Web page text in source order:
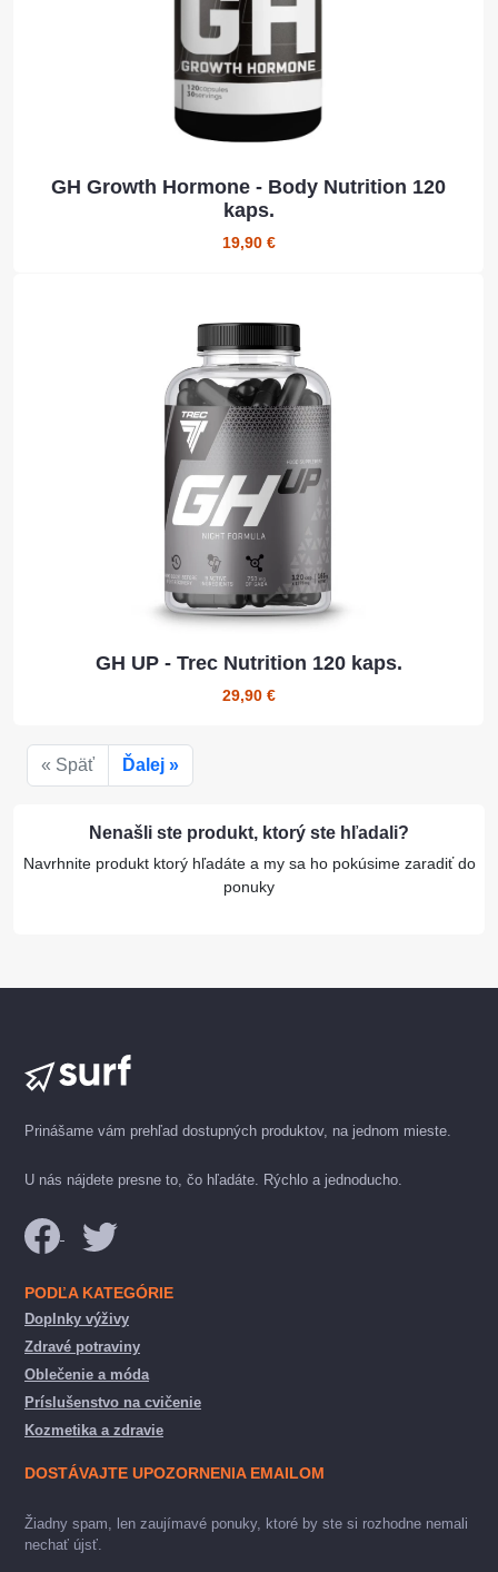
GH Growth Hormone - Body Nutrition 120
kaps.
19,90 €
GH UP - Trec Nutrition 120 kaps.
29,90 €
« Späť Ďalej »
Nenašli ste produkt, ktorý ste hľadali?
Navrhnite produkt ktorý hľadáte a my sa ho pokúsime zaradiť do
ponuky
Prinášame vám prehľad dostupných produktov, na jednom mieste.
U nás nájdete presne to, čo hľadáte. Rýchlo a jednoducho.
PODĽA KATEGÓRIE
Doplnky výživy
Zdravé potraviny
Oblečenie a móda
Príslušenstvo na cvičenie
Kozmetika a zdravie
DOSTÁVAJTE UPOZORNENIA EMAILOM
Žiadny spam, len zaujímavé ponuky, ktoré by ste si rozhodne nemali
nechať újsť.